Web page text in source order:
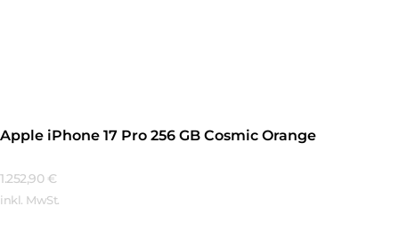
Apple iPhone 17 Pro 256 GB Cosmic Orange
1.252,90 €
inkl. MwSt.